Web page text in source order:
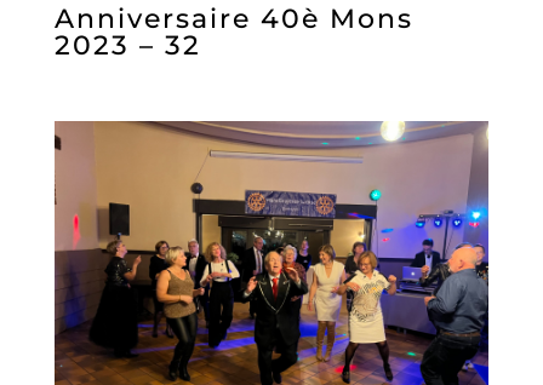
Anniversaire 40è Mons
2023 – 32